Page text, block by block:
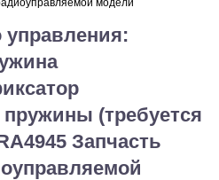
управления:
(требуется
Запчасть